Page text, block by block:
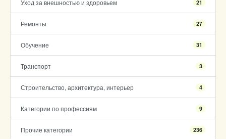
Уход за внешностью и здоровьем 21
Ремонты 27
Обучение 31
Транспорт 3
Строительство, архитектура, интерьер 4
Категории по профессиям 9
Прочие категории 236